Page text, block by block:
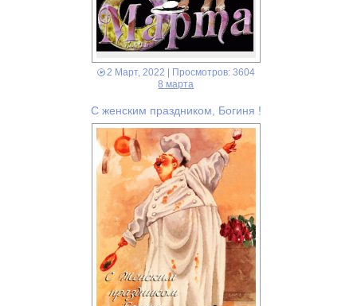
2 Март, 2022 | Просмотров: 3604
8 марта
С женским праздником, Богиня !